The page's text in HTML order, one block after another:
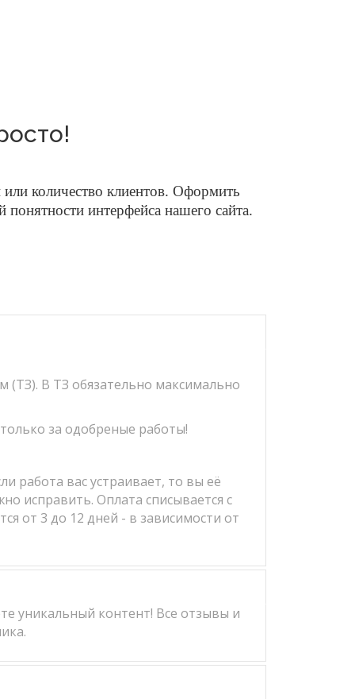
количество клиентов. Оформить
понятности интерфейса нашего сайта.
(ТЗ). В ТЗ обязательно максимально
за одобреные работы!
работа вас устраивает, то вы её
исправить. Оплата списывается с
от 3 до 12 дней - в зависимости от
уникальный контент! Все отзывы и